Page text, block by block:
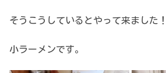
そうこうしているとやって来ました！
小ラーメンです。